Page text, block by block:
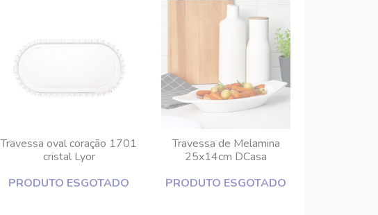
Travessa oval coração 1701
cristal Lyor
PRODUTO ESGOTADO
Travessa de Melamina
25x14cm DCasa
PRODUTO ESGOTADO